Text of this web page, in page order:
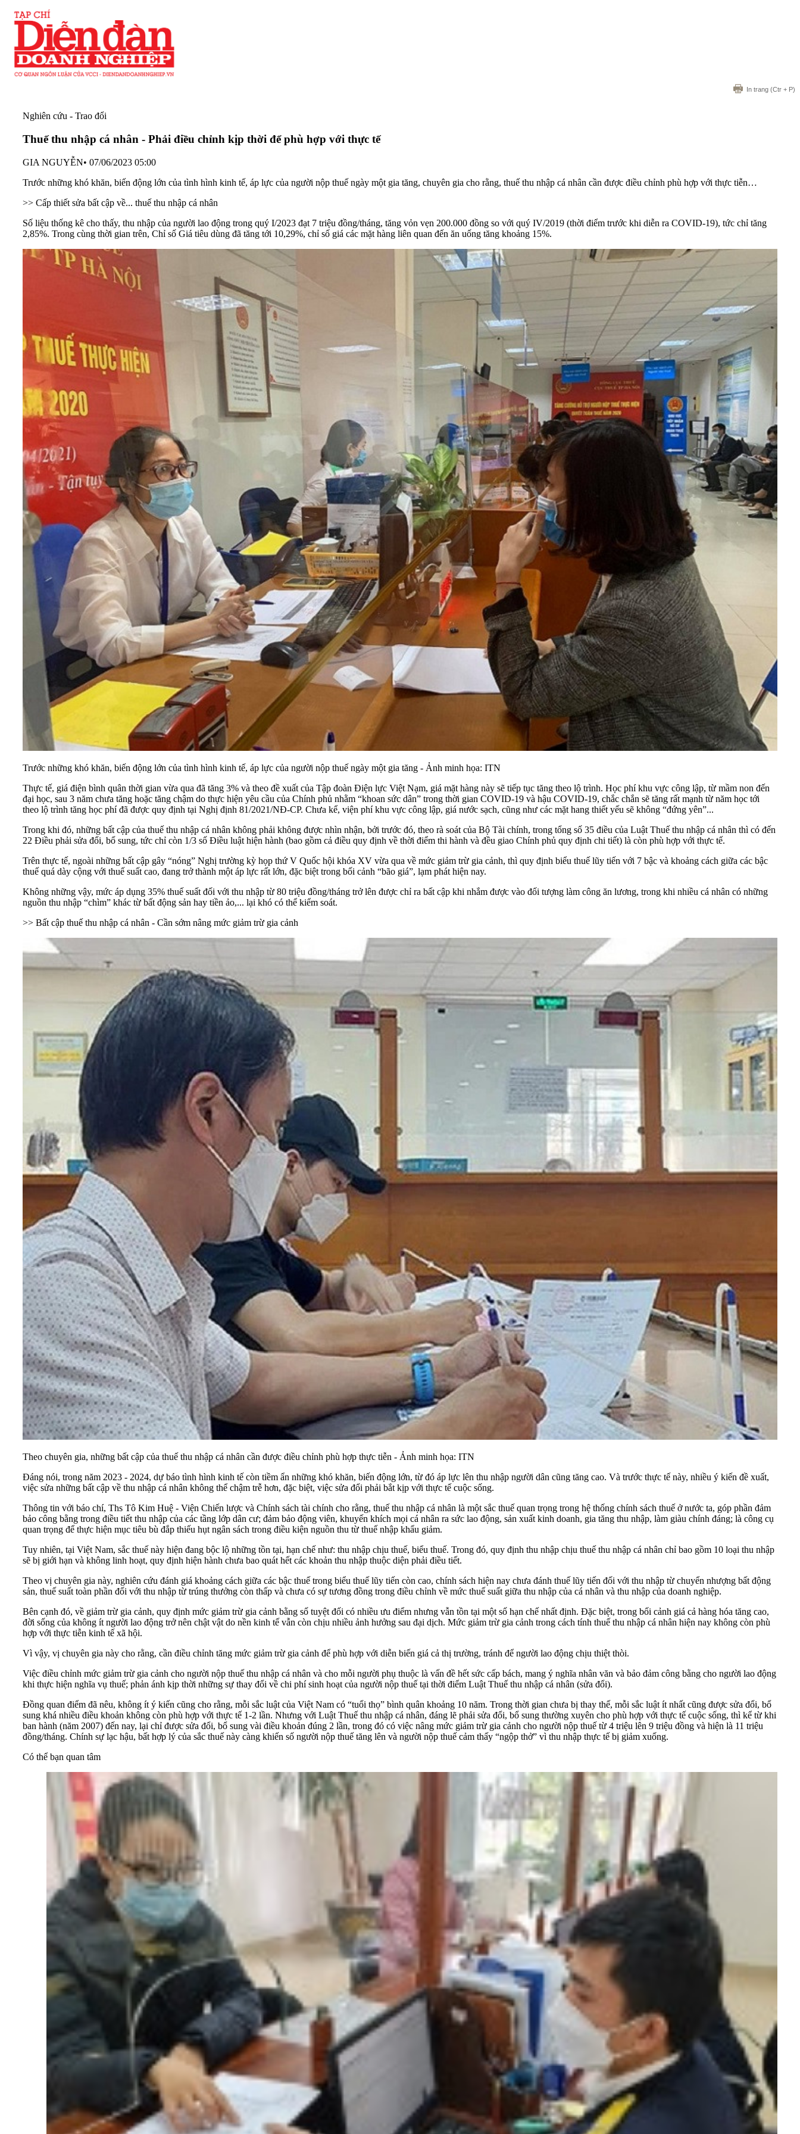
In trang (Ctr + P)
Nghiên cứu - Trao đổi
Thuế thu nhập cá nhân - Phải điều chỉnh kịp thời để phù hợp với thực tế
GIA NGUYỄN• 07/06/2023 05:00
Trước những khó khăn, biến động lớn của tình hình kinh tế, áp lực của người nộp thuế ngày một gia tăng, chuyên gia cho rằng, thuế thu nhập cá nhân cần được điều chỉnh phù hợp với thực tiễn…
>> Cấp thiết sửa bất cập về... thuế thu nhập cá nhân
Số liệu thống kê cho thấy, thu nhập của người lao động trong quý I/2023 đạt 7 triệu đồng/tháng, tăng vỏn vẹn 200.000 đồng so với quý IV/2019 (thời điểm trước khi diễn ra COVID-19), tức chỉ tăng
2,85%. Trong cùng thời gian trên, Chỉ số Giá tiêu dùng đã tăng tới 10,29%, chỉ số giá các mặt hàng liên quan đến ăn uống tăng khoảng 15%.
Trước những khó khăn, biến động lớn của tình hình kinh tế, áp lực của người nộp thuế ngày một gia tăng - Ảnh minh họa: ITN
Thực tế, giá điện bình quân thời gian vừa qua đã tăng 3% và theo đề xuất của Tập đoàn Điện lực Việt Nạm, giá mặt hàng này sẽ tiếp tục tăng theo lộ trình. Học phí khu vực công lập, từ mầm non đến
đại học, sau 3 năm chưa tăng hoặc tăng chậm do thực hiện yêu cầu của Chính phủ nhằm “khoan sức dân” trong thời gian COVID-19 và hậu COVID-19, chắc chắn sẽ tăng rất mạnh từ năm học tới
theo lộ trình tăng học phí đã được quy định tại Nghị định 81/2021/NĐ-CP. Chưa kể, viện phí khu vực công lập, giá nước sạch, cũng như các mặt hang thiết yếu sẽ không “đứng yên”...
Trong khi đó, những bất cập của thuế thu nhập cá nhân không phải không được nhìn nhận, bởi trước đó, theo rà soát của Bộ Tài chính, trong tổng số 35 điều của Luật Thuế thu nhập cá nhân thì có đến
22 Điều phải sửa đổi, bổ sung, tức chỉ còn 1/3 số Điều luật hiện hành (bao gồm cả điều quy định về thời điểm thi hành và đều giao Chính phủ quy định chi tiết) là còn phù hợp với thực tế.
Trên thực tế, ngoài những bất cập gây “nóng” Nghị trường kỳ họp thứ V Quốc hội khóa XV vừa qua về mức giảm trừ gia cảnh, thì quy định biểu thuế lũy tiến với 7 bậc và khoảng cách giữa các bậc
thuế quá dày cộng với thuế suất cao, đang trở thành một áp lực rất lớn, đặc biệt trong bối cảnh “bão giá”, lạm phát hiện nay.
Không những vậy, mức áp dụng 35% thuế suất đối với thu nhập từ 80 triệu đồng/tháng trở lên được chỉ ra bất cập khi nhắm được vào đối tượng làm công ăn lương, trong khi nhiều cá nhân có những
nguồn thu nhập “chìm” khác từ bất động sản hay tiền ảo,... lại khó có thể kiểm soát.
>> Bất cập thuế thu nhập cá nhân - Cần sớm nâng mức giảm trừ gia cảnh
Theo chuyên gia, những bất cập của thuế thu nhập cá nhân cần được điều chỉnh phù hợp thực tiễn - Ảnh minh họa: ITN
Đáng nói, trong năm 2023 - 2024, dự báo tình hình kinh tế còn tiềm ẩn những khó khăn, biến động lớn, từ đó áp lực lên thu nhập người dân cũng tăng cao. Và trước thực tế này, nhiều ý kiến đề xuất,
việc sửa những bất cập về thu nhập cá nhân không thể chậm trễ hơn, đặc biệt, việc sửa đổi phải bắt kịp với thực tế cuộc sống.
Thông tin với báo chí, Ths Tô Kim Huệ - Viện Chiến lược và Chính sách tài chính cho rằng, thuế thu nhập cá nhân là một sắc thuế quan trọng trong hệ thống chính sách thuế ở nước ta, góp phần đảm
bảo công bằng trong điều tiết thu nhập của các tầng lớp dân cư; đảm bảo động viên, khuyến khích mọi cá nhân ra sức lao động, sản xuất kinh doanh, gia tăng thu nhập, làm giàu chính đáng; là công cụ
quan trọng để thực hiện mục tiêu bù đắp thiếu hụt ngân sách trong điều kiện nguồn thu từ thuế nhập khẩu giảm.
Tuy nhiên, tại Việt Nam, sắc thuế này hiện đang bộc lộ những tồn tại, hạn chế như: thu nhập chịu thuế, biểu thuế. Trong đó, quy định thu nhập chịu thuế thu nhập cá nhân chỉ bao gồm 10 loại thu nhập
sẽ bị giới hạn và không linh hoạt, quy định hiện hành chưa bao quát hết các khoản thu nhập thuộc diện phải điều tiết.
Theo vị chuyên gia này, nghiên cứu đánh giá khoảng cách giữa các bậc thuế trong biểu thuế lũy tiến còn cao, chính sách hiện nay chưa đánh thuế lũy tiến đối với thu nhập từ chuyển nhượng bất động
sản, thuế suất toàn phần đối với thu nhập từ trúng thưởng còn thấp và chưa có sự tương đồng trong điều chỉnh về mức thuế suất giữa thu nhập của cá nhân và thu nhập của doanh nghiệp.
Bên cạnh đó, về giảm trừ gia cảnh, quy định mức giảm trừ gia cảnh bằng số tuyệt đối có nhiều ưu điểm nhưng vẫn tồn tại một số hạn chế nhất định. Đặc biệt, trong bối cảnh giá cả hàng hóa tăng cao,
đời sống của không ít người lao động trở nên chật vật do nền kinh tế vẫn còn chịu nhiều ảnh hưởng sau đại dịch. Mức giảm trừ gia cảnh trong cách tính thuế thu nhập cá nhân hiện nay không còn phù
hợp với thực tiễn kinh tế xã hội.
Vì vậy, vị chuyên gia này cho rằng, cần điều chỉnh tăng mức giảm trừ gia cảnh để phù hợp với diễn biến giá cả thị trường, tránh để người lao động chịu thiệt thòi.
Việc điều chỉnh mức giảm trừ gia cảnh cho người nộp thuế thu nhập cá nhân và cho mỗi người phụ thuộc là vấn đề hết sức cấp bách, mang ý nghĩa nhân văn và bảo đảm công bằng cho người lao động
khi thực hiện nghĩa vụ thuế; phản ánh kịp thời những sự thay đổi về chi phí sinh hoạt của người nộp thuế tại thời điểm Luật Thuế thu nhập cá nhân (sửa đổi).
Đồng quan điểm đã nêu, không ít ý kiến cũng cho rằng, mỗi sắc luật của Việt Nam có “tuổi thọ” bình quân khoảng 10 năm. Trong thời gian chưa bị thay thế, mỗi sắc luật ít nhất cũng được sửa đổi, bổ
sung khá nhiều điều khoản không còn phù hợp với thực tế 1-2 lần. Nhưng với Luật Thuế thu nhập cá nhân, đáng lẽ phải sửa đổi, bổ sung thường xuyên cho phù hợp với thực tế cuộc sống, thì kể từ khi
ban hành (năm 2007) đến nay, lại chỉ được sửa đổi, bổ sung vài điều khoản đúng 2 lần, trong đó có việc nâng mức giảm trừ gia cảnh cho người nộp thuế từ 4 triệu lên 9 triệu đồng và hiện là 11 triệu
đồng/tháng. Chính sự lạc hậu, bất hợp lý của sắc thuế này càng khiến số người nộp thuế tăng lên và người nộp thuế cảm thấy “ngộp thở” vì thu nhập thực tế bị giảm xuống.
Có thể bạn quan tâm